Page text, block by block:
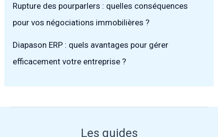
Rupture des pourparlers : quelles conséquences
pour vos négociations immobilières ?
Diapason ERP : quels avantages pour gérer
efficacement votre entreprise ?
Les guides